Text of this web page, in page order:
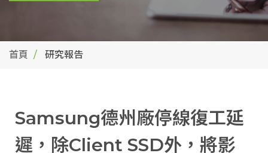
首頁 研究報告
Samsung德州廠停線復工延
遲，除Client SSD外，將影